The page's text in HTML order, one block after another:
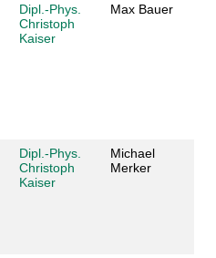
Dipl.-Phys.
Christoph
Kaiser
Max Bauer
Dipl.-Phys.
Christoph
Kaiser
Michael
Merker